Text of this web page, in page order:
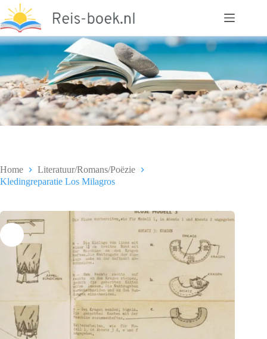
naar
de
inhoud
Home
Literatuur/Romans/Poëzie
Kledingreparatie Los Milagros